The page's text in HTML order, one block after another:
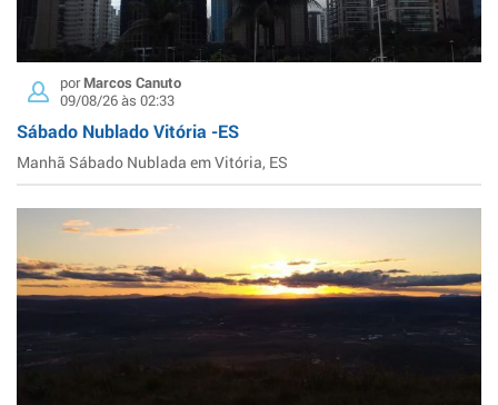
porMarcos Canuto
09/08/26 às 02:33
Sábado Nublado Vitória -ES
Manhã Sábado Nublada em Vitória, ES